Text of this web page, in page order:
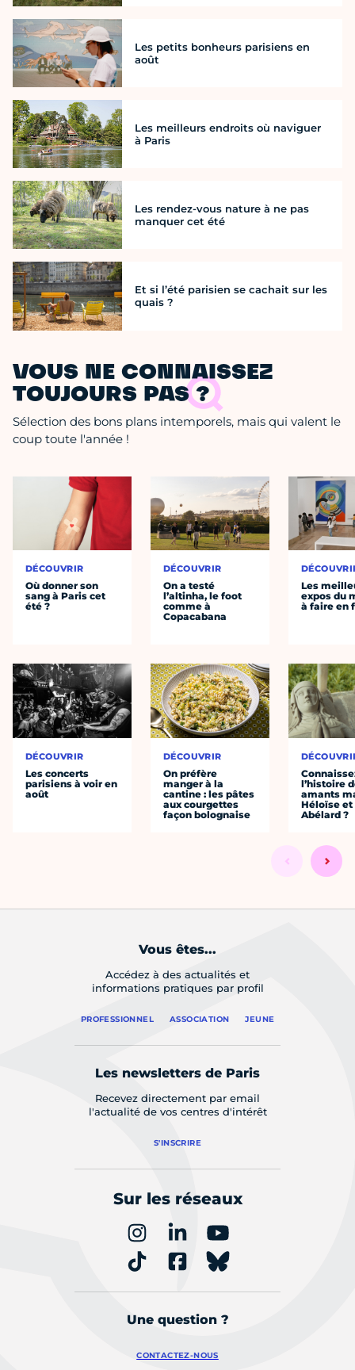
Les petits bonheurs parisiens en
août
Les meilleurs endroits où naviguer
à Paris
Les rendez-vous nature à ne pas
manquer cet été
Et si l’été parisien se cachait sur les
quais ?
VOUS NE CONNAISSEZ
TOUJOURS PAS ?
Sélection des bons plans intemporels, mais qui valent le
coup toute l'année !
DÉCOUVRIR
Où donner son
sang à Paris cet
été ?
DÉCOUVRIR
Les concerts
parisiens à voir en
août
DÉCOUVRIR
On a testé
l’altinha, le foot
comme à
Copacabana
DÉCOUVRIR
On préfère
manger à la
cantine : les pâtes
aux courgettes
façon bolognaise
Les
expos du
à faire en
l’histoire
amants
Héloïse et
Abélard ?
Vous êtes...
Accédez à des actualités et
informations pratiques par profil
PROFESSIONNEL ASSOCIATION JEUNE
Les newsletters de Paris
Recevez directement par email
l'actualité de vos centres d'intérêt
S'INSCRIRE
Sur les réseaux
Une question ?
CONTACTEZ-NOUS